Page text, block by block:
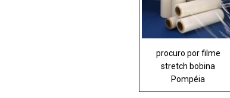
procuro por filme
stretch bobina
Pompéia